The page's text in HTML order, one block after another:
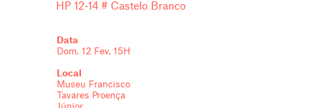
HP 12-14 # Castelo Branco
Data
Dom, 12 Fev, 15H
Local
Museu Francisco
Tavares Proença
Júnior